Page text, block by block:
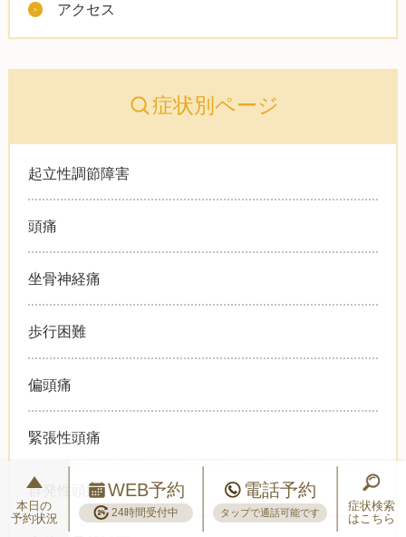
アクセス
症状別ページ
起立性調節障害
頭痛
坐骨神経痛
歩行困難
偏頭痛
緊張性頭痛
群発性頭痛
本日の
予約状況
WEB予約
24時間受付中
電話予約
タップで通話可能です
症状検索
はこちら